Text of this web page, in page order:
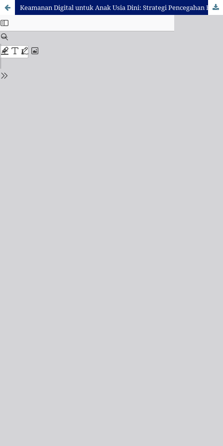
Keamanan Digital untuk Anak Usia Dini: Strategi Pencegahan Ketergantungan Gadget di PAUD